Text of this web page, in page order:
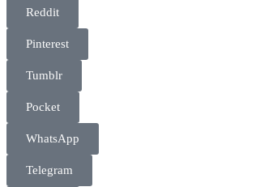
Reddit
Pinterest
Tumblr
Pocket
WhatsApp
Telegram